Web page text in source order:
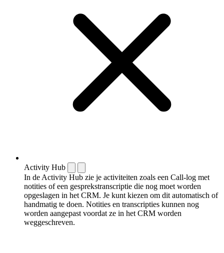
Activity Hub
In de Activity Hub zie je activiteiten zoals een Call-log met
notities of een gespreks­transcriptie die nog moet worden
opgeslagen in het CRM. Je kunt kiezen om dit automatisch of
handmatig te doen. Notities en transcripties kunnen nog
worden aangepast voordat ze in het CRM worden
weggeschreven.